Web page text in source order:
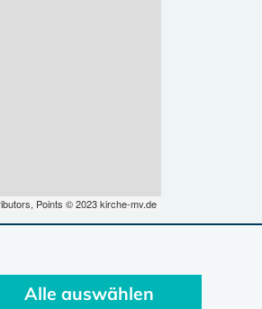
Points © 2023 kirche-mv.de
Alle auswählen